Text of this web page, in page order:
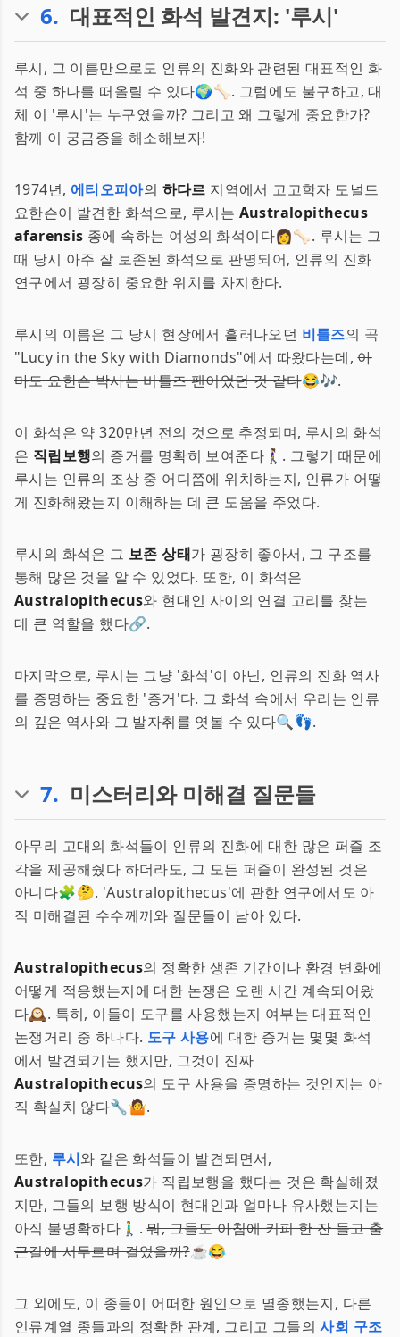
6. 대표적인 화석 발견지: '루시'
루시, 그 이름만으로도 인류의 진화와 관련된 대표적인 화
석 중 하나를 떠올릴 수 있다🌍🦴. 그럼에도 불구하고, 대
체 이 '루시'는 누구였을까? 그리고 왜 그렇게 중요한가?
함께 이 궁금증을 해소해보자!
1974년, 에티오피아의 하다르 지역에서 고고학자 도널드
요한슨이 발견한 화석으로, 루시는 Australopithecus
afarensis 종에 속하는 여성의 화석이다👩🦴. 루시는 그
때 당시 아주 잘 보존된 화석으로 판명되어, 인류의 진화
연구에서 굉장히 중요한 위치를 차지한다.
루시의 이름은 그 당시 현장에서 흘러나오던 비틀즈의 곡
"Lucy in the Sky with Diamonds"에서 따왔다는데,아
마도 요한슨 박사는 비틀즈 팬이었던 것 같다😂🎶.
이 화석은 약 320만년 전의 것으로 추정되며, 루시의 화석
은 직립보행의 증거를 명확히 보여준다🚶‍♀️. 그렇기 때문에
루시는 인류의 조상 중 어디쯤에 위치하는지, 인류가 어떻
게 진화해왔는지 이해하는 데 큰 도움을 주었다.
루시의 화석은 그 보존 상태가 굉장히 좋아서, 그 구조를
통해 많은 것을 알 수 있었다. 또한, 이 화석은
Australopithecus와 현대인 사이의 연결 고리를 찾는
데 큰 역할을 했다🔗.
마지막으로, 루시는 그냥 '화석'이 아닌, 인류의 진화 역사
를 증명하는 중요한 '증거'다. 그 화석 속에서 우리는 인류
의 깊은 역사와 그 발자취를 엿볼 수 있다🔍👣.
7. 미스터리와 미해결 질문들
아무리 고대의 화석들이 인류의 진화에 대한 많은 퍼즐 조
각을 제공해줬다 하더라도, 그 모든 퍼즐이 완성된 것은
아니다🧩🤔. 'Australopithecus'에 관한 연구에서도 아
직 미해결된 수수께끼와 질문들이 남아 있다.
Australopithecus의 정확한 생존 기간이나 환경 변화에
어떻게 적응했는지에 대한 논쟁은 오랜 시간 계속되어왔
다🕰️. 특히, 이들이 도구를 사용했는지 여부는 대표적인
논쟁거리 중 하나다. 도구 사용에 대한 증거는 몇몇 화석
에서 발견되기는 했지만, 그것이 진짜
Australopithecus의 도구 사용을 증명하는 것인지는 아
직 확실치 않다🔧🤷.
또한, 루시와 같은 화석들이 발견되면서,
Australopithecus가 직립보행을 했다는 것은 확실해졌
지만, 그들의 보행 방식이 현대인과 얼마나 유사했는지는
아직 불명확하다🚶‍♂️.뭐, 그들도 아침에 커피 한 잔 들고 출
근길에 서두르며 걸었을까?☕️😂
그 외에도, 이 종들이 어떠한 원인으로 멸종했는지, 다른
인류계열 종들과의 정확한 관계, 그리고 그들의사회 구조